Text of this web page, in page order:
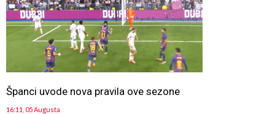
Španci uvode nova pravila ove sezone
16:11, 05 Augusta